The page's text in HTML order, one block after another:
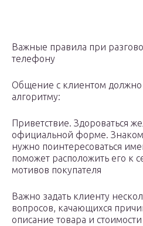
Важные правила при
телефону
Общение с клиентом должно
алгоритму:
Приветствие. Здороваться
официальной форме.
нужно поинтересоваться
поможет расположить его к
мотивов покупателя
Важно задать клиенту
вопросов, качающихся
описание товара и стоимости